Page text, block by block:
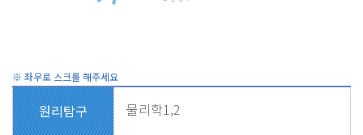
원리탐구 물리학1,2